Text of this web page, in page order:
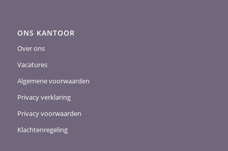
ONS KANTOOR
Over ons
Vacatures
Algemene voorwaarden
Privacy verklaring
Privacy voorwaarden
Klachtenregeling